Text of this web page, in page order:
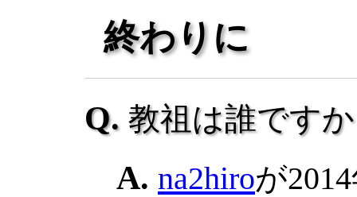
終わりに
教祖は誰です
na2hiroが